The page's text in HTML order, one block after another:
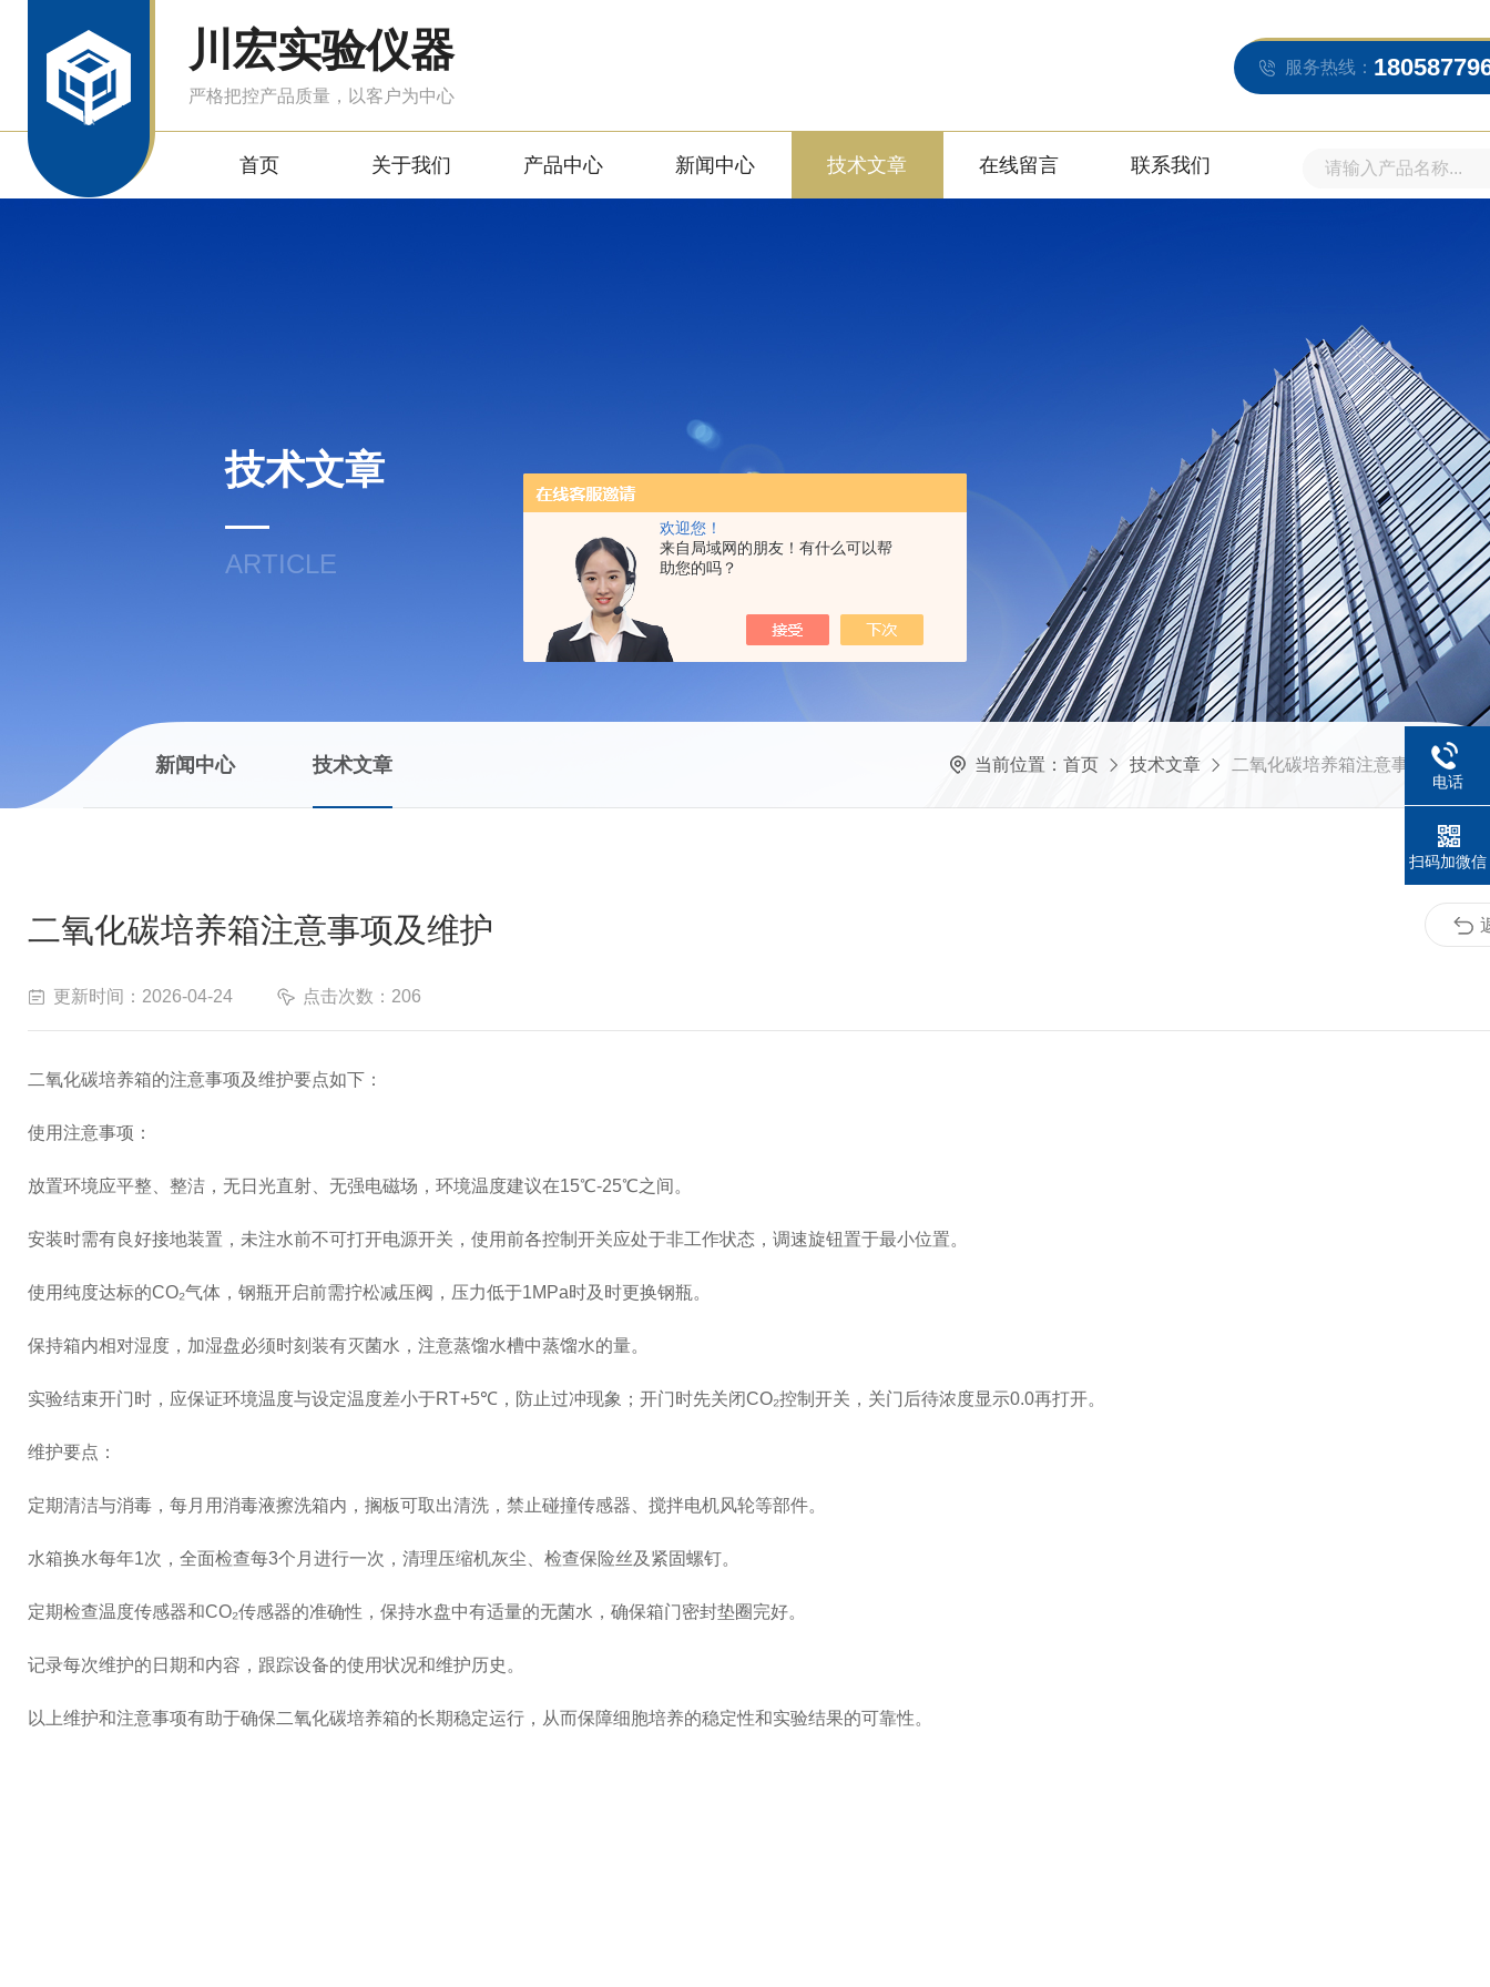
欢迎您！
来自局域网的朋友！有什么可以帮
助您的吗？
川宏实验仪器
严格把控产品质量，以客户为中心
服务热线：
首页 关于我们 产品中心 新闻中心 技术文章 在线留言 联系我们
技术文章
ARTICLE
新闻中心 技术文章 当前位置： 首页 技术文章 二氧化碳培养箱注意事项及维护
二氧化碳培养箱注意事项及维护
更新时间：2026-04-24 点击次数：206
二氧化碳培养箱的注意事项及维护要点如下：
使用注意事项：
放置环境应平整、整洁，无日光直射、无强电磁场，环境温度建议在15℃-25℃之间。
安装时需有良好接地装置，未注水前不可打开电源开关，使用前各控制开关应处于非工作状态，调速旋钮置于最小位置。
使用纯度达标的CO₂气体，钢瓶开启前需拧松减压阀，压力低于1MPa时及时更换钢瓶。
保持箱内相对湿度，加湿盘必须时刻装有灭菌水，注意蒸馏水槽中蒸馏水的量。
实验结束开门时，应保证环境温度与设定温度差小于RT+5℃，防止过冲现象；开门时先关闭CO₂控制开关，关门后待浓度显示0.0再打开。
维护要点：
定期清洁与消毒，每月用消毒液擦洗箱内，搁板可取出清洗，禁止碰撞传感器、搅拌电机风轮等部件。
水箱换水每年1次，全面检查每3个月进行一次，清理压缩机灰尘、检查保险丝及紧固螺钉。
定期检查温度传感器和CO₂传感器的准确性，保持水盘中有适量的无菌水，确保箱门密封垫圈完好。
记录每次维护的日期和内容，跟踪设备的使用状况和维护历史。
以上维护和注意事项有助于确保二氧化碳培养箱的长期稳定运行，从而保障细胞培养的稳定性和实验结果的可靠性。
电话
扫码加微信